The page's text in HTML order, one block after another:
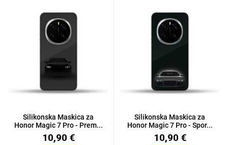
Silikonska Maskica za
Honor Magic 7 Pro - Prem...
10,90 €
Silikonska Maskica za
Honor Magic 7 Pro - Spor...
10,90 €